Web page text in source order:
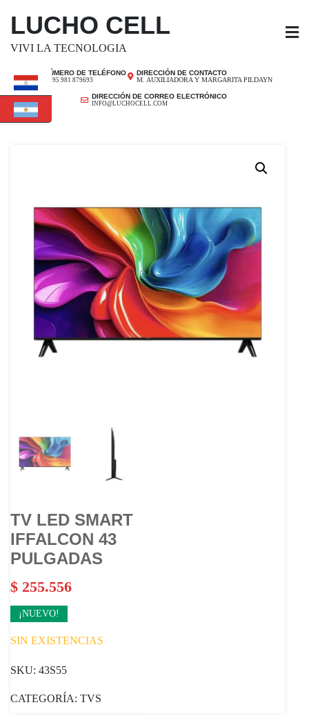
LUCHO CELL
VIVI LA TECNOLOGIA
NÚMERO DE TELÉFONO
+ 595 981 879693
DIRECCIÓN DE CONTACTO
M. AUXILIADORA Y MARGARITA PILDAYN
DIRECCIÓN DE CORREO ELECTRÓNICO
INFO@LUCHOCELL.COM
TV LED SMART
IFFALCON 43
PULGADAS
$ 255.556
¡NUEVO!
SIN EXISTENCIAS
SKU: 43S55
CATEGORÍA: TVS